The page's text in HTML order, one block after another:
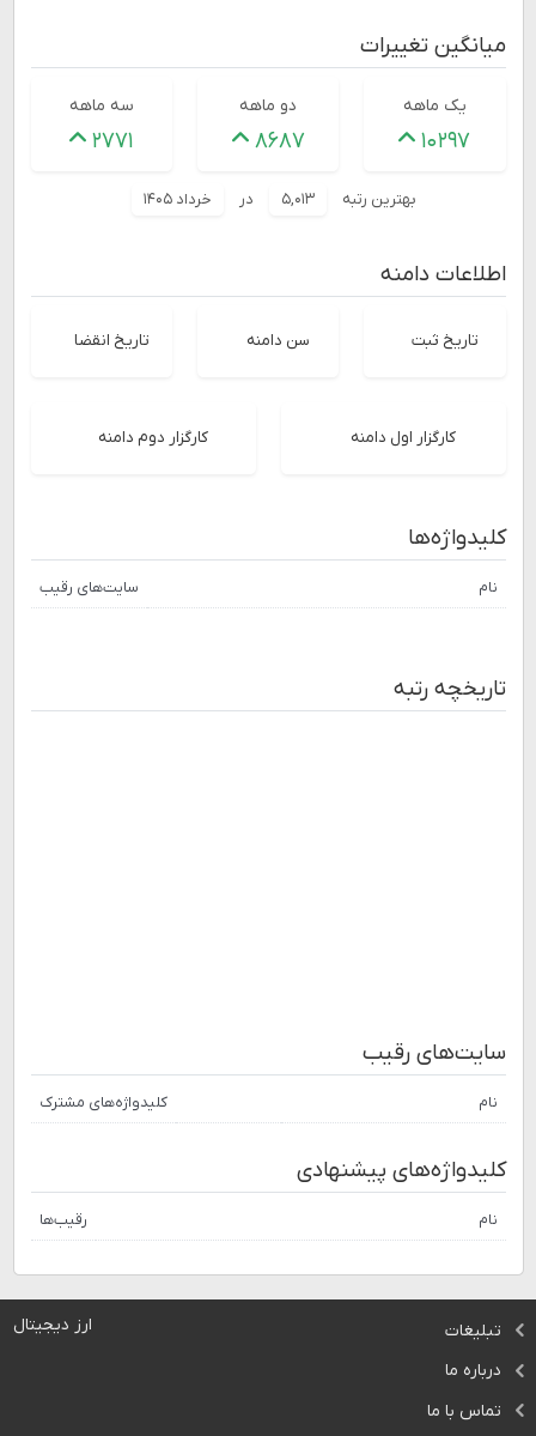
میانگین تغییرات
یک ماهه
۱۰۲۹۷
دو ماهه
۸۶۸۷
سه ماهه
۲۷۷۱
بهترین رتبه ۵,۰۱۳ در خرداد ۱۴۰۵
اطلاعات دامنه
تاریخ ثبت سن دامنه تاریخ انقضا
کارگزار اول دامنه کارگزار دوم دامنه
کلیدواژه‌ها
نام سایت‌های رقیب
تاریخچه رتبه
سایت‌های رقیب
نام کلیدواژه‌های مشترک
کلیدواژه‌های پیشنهادی
نام رقیب‌ها
ارز دیجیتال
تبلیغات
درباره ما
تماس با ما